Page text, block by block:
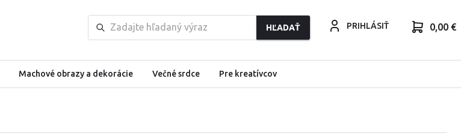
HĽADAŤ PRIHLÁSIŤ 0,00 €
Machové obrazy a dekorácie Večné srdce Pre kreatívcov